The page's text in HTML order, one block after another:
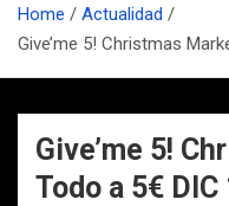
Home
Actualidad
Give’me 5! Christmas
Give’me 5!
Todo a 5€ DIC